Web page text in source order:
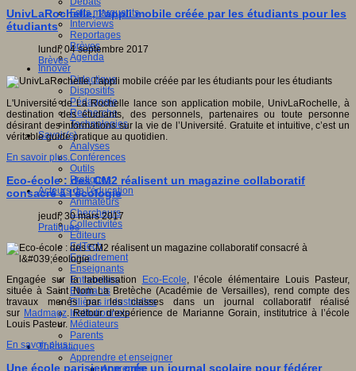
Faits marquants
Interviews
Reportages
Brèves
Agenda
Innover
Didactique
Dispositifs
Pédagogie
Recherche
Technologies
Savoir(s)
Analyses
Conférences
Outils
Pratiques
Acteurs de l'éducation
Animateurs
Chercheurs
Collectivités
Editeurs
EdTech
Encadrement
Enseignants
Entreprises
Etudiants
Filières industrielles
Institutionnels
Médiateurs
Parents
Thématiques
Apprendre et enseigner
Apprendre
UnivLaRochelle, l’appli mobile créée par les étudiants pour les
étudiants
lundi, 04 septembre 2017
Brèves
L'Université de La Rochelle lance son application mobile, UnivLaRochelle, à
destination des étudiants, des personnels, partenaires ou toute personne
désirant des informations sur la vie de l’Université. Gratuite et intuitive, c’est un
véritable guide pratique au quotidien.
En savoir plus...
Eco-école : des CM2 réalisent un magazine collaboratif
consacré à l'écologie
jeudi, 30 mars 2017
Pratiques
Engagée sur la labellisation Eco-Ecole, l’école élémentaire Louis Pasteur,
située à Saint Nom La Bretèche (Académie de Versailles), rend compte des
travaux menés par les classes dans un journal collaboratif réalisé
sur Madmagz. Retour d’expérience de Marianne Gorain, institutrice à l’école
Louis Pasteur.
En savoir plus...
Une école parisienne crée un journal scolaire pour fédérer